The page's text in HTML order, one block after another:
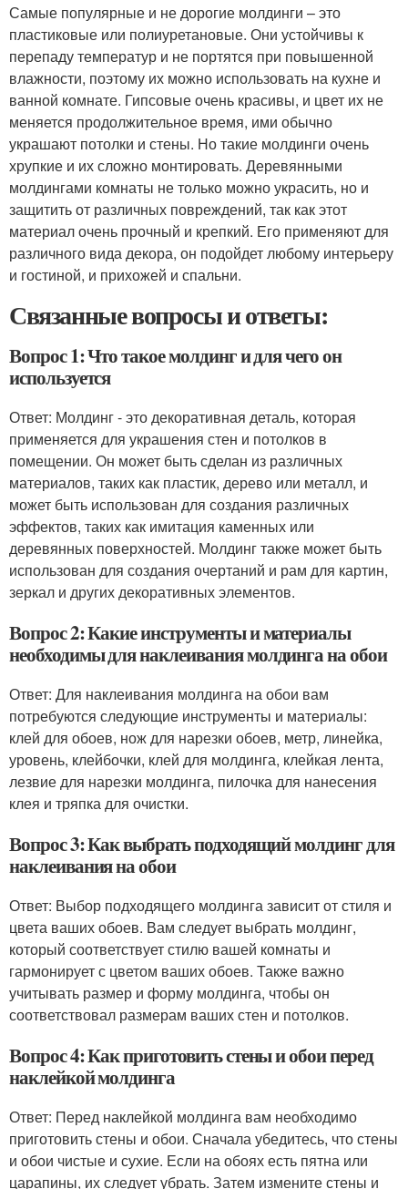
Самые популярные и не дорогие молдинги – это
пластиковые или полиуретановые. Они устойчивы к
перепаду температур и не портятся при повышенной
влажности, поэтому их можно использовать на кухне и
ванной комнате. Гипсовые очень красивы, и цвет их не
меняется продолжительное время, ими обычно
украшают потолки и стены. Но такие молдинги очень
хрупкие и их сложно монтировать. Деревянными
молдингами комнаты не только можно украсить, но и
защитить от различных повреждений, так как этот
материал очень прочный и крепкий. Его применяют для
различного вида декора, он подойдет любому интерьеру
и гостиной, и прихожей и спальни.
Связанные вопросы и ответы:
Вопрос 1: Что такое молдинг и для чего он
используется
Ответ: Молдинг - это декоративная деталь, которая
применяется для украшения стен и потолков в
помещении. Он может быть сделан из различных
материалов, таких как пластик, дерево или металл, и
может быть использован для создания различных
эффектов, таких как имитация каменных или
деревянных поверхностей. Молдинг также может быть
использован для создания очертаний и рам для картин,
зеркал и других декоративных элементов.
Вопрос 2: Какие инструменты и материалы
необходимы для наклеивания молдинга на обои
Ответ: Для наклеивания молдинга на обои вам
потребуются следующие инструменты и материалы:
клей для обоев, нож для нарезки обоев, метр, линейка,
уровень, клейбочки, клей для молдинга, клейкая лента,
лезвие для нарезки молдинга, пилочка для нанесения
клея и тряпка для очистки.
Вопрос 3: Как выбрать подходящий молдинг для
наклеивания на обои
Ответ: Выбор подходящего молдинга зависит от стиля и
цвета ваших обоев. Вам следует выбрать молдинг,
который соответствует стилю вашей комнаты и
гармонирует с цветом ваших обоев. Также важно
учитывать размер и форму молдинга, чтобы он
соответствовал размерам ваших стен и потолков.
Вопрос 4: Как приготовить стены и обои перед
наклейкой молдинга
Ответ: Перед наклейкой молдинга вам необходимо
приготовить стены и обои. Сначала убедитесь, что стены
и обои чистые и сухие. Если на обоях есть пятна или
царапины, их следует убрать. Затем измените стены и